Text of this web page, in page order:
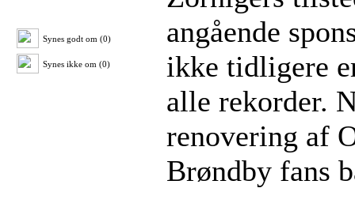
Synes godt om (0)
Synes ikke om (0)
angående
ikke tidligere
alle rekorder.
renovering af
Brøndby fans